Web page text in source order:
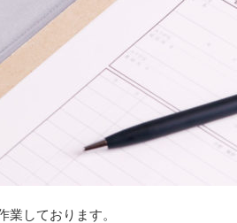
業しております。